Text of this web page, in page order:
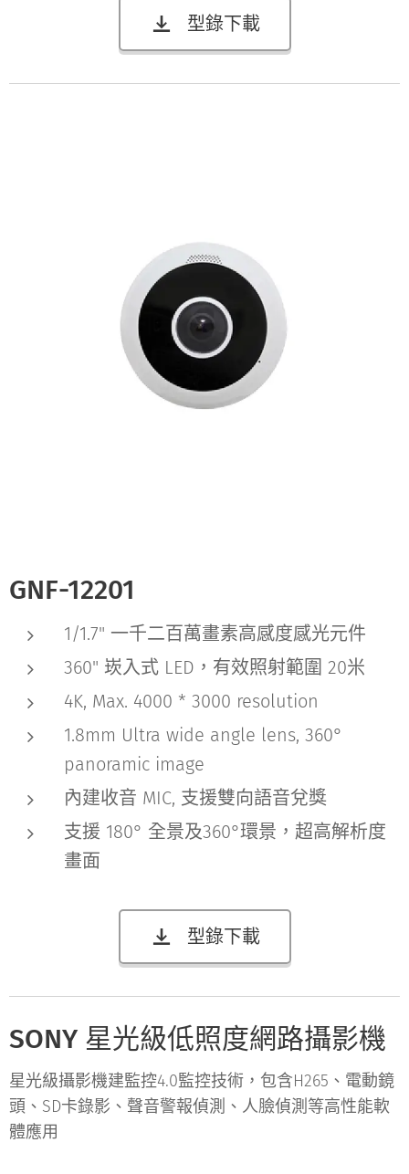
型錄下載
GNF-12201
1/1.7" 一千二百萬畫素高感度感光元件
360" 崁入式 LED，有效照射範圍 20米
4K, Max. 4000 * 3000 resolution
1.8mm Ultra wide angle lens, 360°
panoramic image
內建收音 MIC, 支援雙向語音兌獎
支援 180° 全景及360°環景，超高解析度
畫面
型錄下載
SONY 星光級低照度網路攝影機
星光級攝影機建監控4.0監控技術，包含H265、電動鏡
頭、SD卡錄影、聲音警報偵測、人臉偵測等高性能軟
體應用